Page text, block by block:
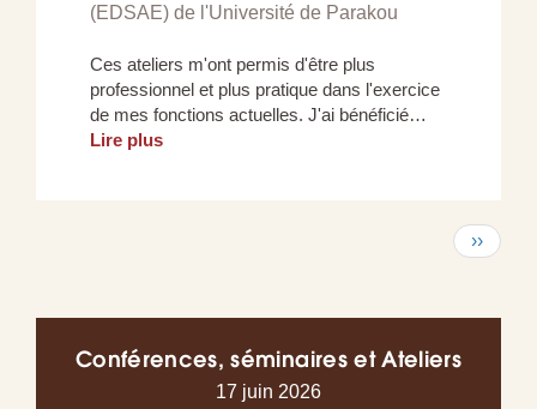
(EDSAE) de l'Université de Parakou
Ces ateliers m'ont permis d'être plus
professionnel et plus pratique dans l'exercice
de mes fonctions actuelles. J'ai bénéficié…
Lire plus
Page
››
Conférences, séminaires et Ateliers
17 juin 2026